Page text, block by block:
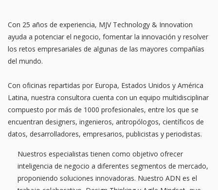
Con 25 años de experiencia, MJV Technology & Innovation
ayuda a potenciar el negocio, fomentar la innovación y resolver
los retos empresariales de algunas de las mayores compañías
del mundo.
Con oficinas repartidas por Europa, Estados Unidos y América
Latina, nuestra consultora cuenta con un equipo multidisciplinar
compuesto por más de 1000 profesionales, entre los que se
encuentran designers, ingenieros, antropólogos, científicos de
datos, desarrolladores, empresarios, publicistas y periodistas.
Nuestros especialistas tienen como objetivo ofrecer
inteligencia de negocio a diferentes segmentos de mercado,
proponiendo soluciones innovadoras. Nuestro ADN es el